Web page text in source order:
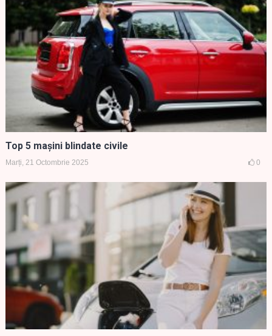
Top 5 mașini blindate civile
Marți, 21 Octombrie 2025 0